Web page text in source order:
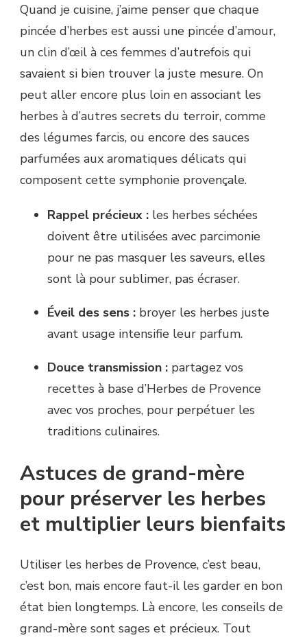
Quand je cuisine, j’aime penser que chaque
pincée d’herbes est aussi une pincée d’amour,
un clin d’œil à ces femmes d’autrefois qui
savaient si bien trouver la juste mesure. On
peut aller encore plus loin en associant les
herbes à d’autres secrets du terroir, comme
des légumes farcis, ou encore des sauces
parfumées aux aromatiques délicats qui
composent cette symphonie provençale.
Rappel précieux : les herbes séchées
doivent être utilisées avec parcimonie
pour ne pas masquer les saveurs, elles
sont là pour sublimer, pas écraser.
Éveil des sens : broyer les herbes juste
avant usage intensifie leur parfum.
Douce transmission : partagez vos
recettes à base d’Herbes de Provence
avec vos proches, pour perpétuer les
traditions culinaires.
Astuces de grand-mère
pour préserver les herbes
et multiplier leurs bienfaits
Utiliser les herbes de Provence, c’est beau,
c’est bon, mais encore faut-il les garder en bon
état bien longtemps. Là encore, les conseils de
grand-mère sont sages et précieux. Tout